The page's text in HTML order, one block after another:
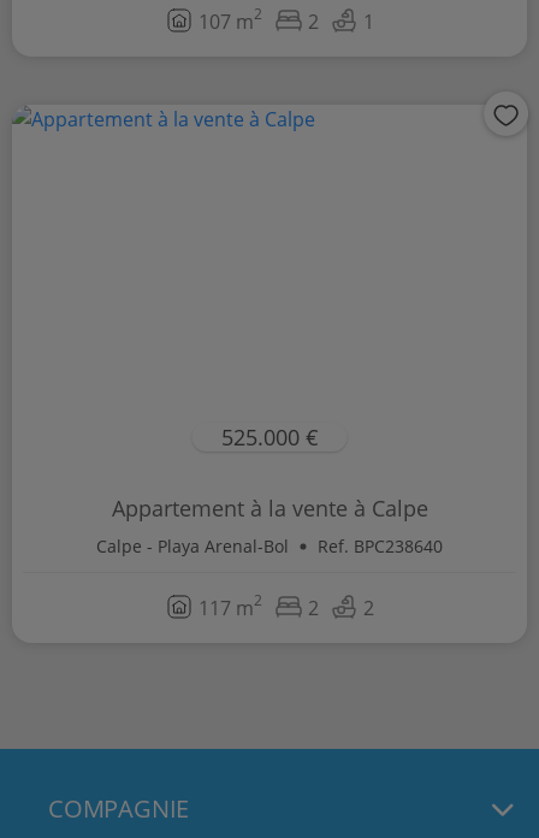
107 m2 2 1
525.000 €
Appartement à la vente à Calpe
Calpe - Playa Arenal-Bol Ref. BPC238640
117 m2 2 2
COMPAGNIE